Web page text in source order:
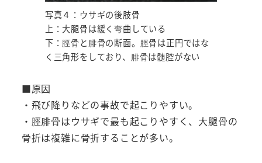
写真４：ウサギの後肢骨
上：大腿骨は緩く弯曲している
下：脛骨と腓骨の断面。脛骨は正円ではな
く三角形をしており、腓骨は髄腔がない
■原因
・飛び降りなどの事故で起こりやすい。
・脛腓骨はウサギで最も起こりやすく、大腿骨の
骨折は複雑に骨折することが多い。